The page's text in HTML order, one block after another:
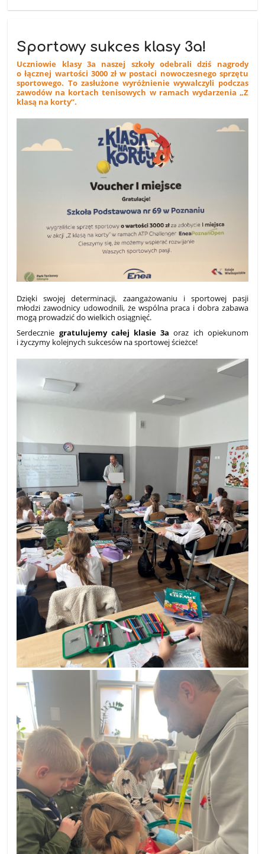
Sportowy sukces klasy 3a!
Uczniowie klasy 3a naszej szkoły odebrali dziś nagrody
o łącznej wartości 3000 zł w postaci nowoczesnego sprzętu
sportowego. To zasłużone wyróżnienie wywalczyli podczas
zawodów na kortach tenisowych w ramach wydarzenia „Z
klasą na korty”.
Dzięki swojej determinacji, zaangażowaniu i sportowej pasji
młodzi zawodnicy udowodnili, że wspólna praca i dobra zabawa
mogą prowadzić do wielkich osiągnięć.
Serdecznie gratulujemy całej klasie 3a oraz ich opiekunom
i życzymy kolejnych sukcesów na sportowej ścieżce!